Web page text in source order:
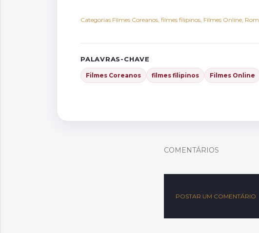
PALAVRAS-CHAVE
Filmes Coreanos filmes filipinos Filmes Online
Categorias Filmes Coreanos filmes filipinos Filmes Online
COMENTÁRIOS
POSTAR UM COMENTÁRIO